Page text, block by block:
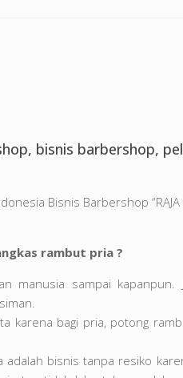
bisnis barbershop,
Bisnis Barbershop “RAJA
rambut pria ?
manusia sampai kapanpun.
karena bagi pria, potong
bisnis tanpa resiko